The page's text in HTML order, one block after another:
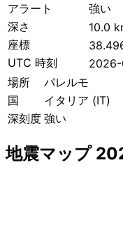
アラート
強い
深さ
10.0
座標
UTC 時刻
2026-
場所
パレルモ
国
イタリア (IT)
深刻度 強い
地震マップ